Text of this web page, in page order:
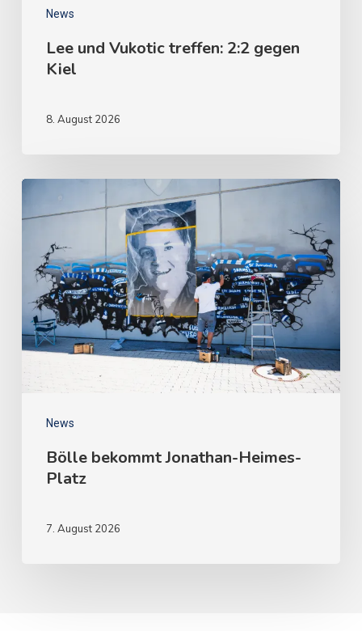
News
Lee und Vukotic treffen: 2:2 gegen
Kiel
8. August 2026
News
Bölle bekommt Jonathan-Heimes-
Platz
7. August 2026